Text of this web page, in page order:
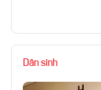
Dân sinh